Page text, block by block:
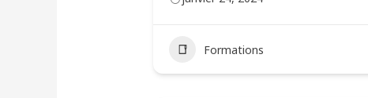
Formations